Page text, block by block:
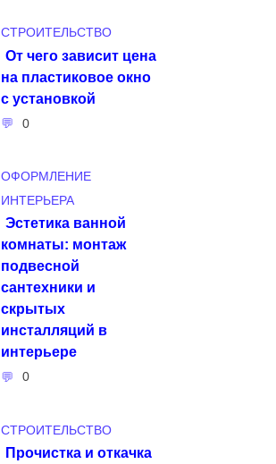
СТРОИТЕЛЬСТВО
От чего зависит цена
на пластиковое окно
с установкой
0
ОФОРМЛЕНИЕ
ИНТЕРЬЕРА
Эстетика ванной
комнаты: монтаж
подвесной
сантехники и
скрытых
инсталляций в
интерьере
0
СТРОИТЕЛЬСТВО
Прочистка и откачка